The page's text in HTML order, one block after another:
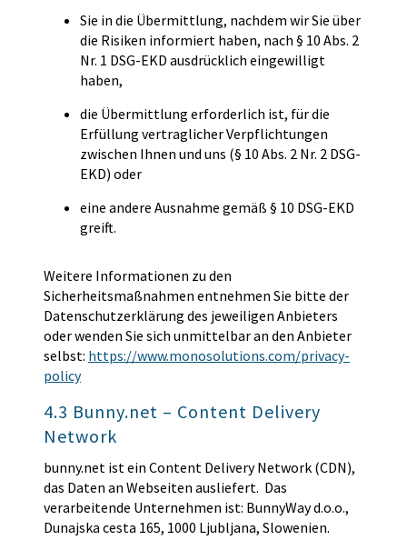
Sie in die Übermittlung, nachdem wir Sie über
die Risiken informiert haben, nach § 10 Abs. 2
Nr. 1 DSG-EKD ausdrücklich eingewilligt
haben,
die Übermittlung erforderlich ist, für die
Erfüllung vertraglicher Verpflichtungen
zwischen Ihnen und uns (§ 10 Abs. 2 Nr. 2 DSG-
EKD) oder
eine andere Ausnahme gemäß § 10 DSG-EKD
greift.
Weitere Informationen zu den
Sicherheitsmaßnahmen entnehmen Sie bitte der
Datenschutzerklärung des jeweiligen Anbieters
oder wenden Sie sich unmittelbar an den Anbieter
selbst: https://www.monosolutions.com/privacy-
policy
4.3 Bunny.net – Content Delivery
Network
bunny.net ist ein Content Delivery Network (CDN),
das Daten an Webseiten ausliefert. Das
verarbeitende Unternehmen ist: BunnyWay d.o.o.,
Dunajska cesta 165, 1000 Ljubljana, Slowenien.